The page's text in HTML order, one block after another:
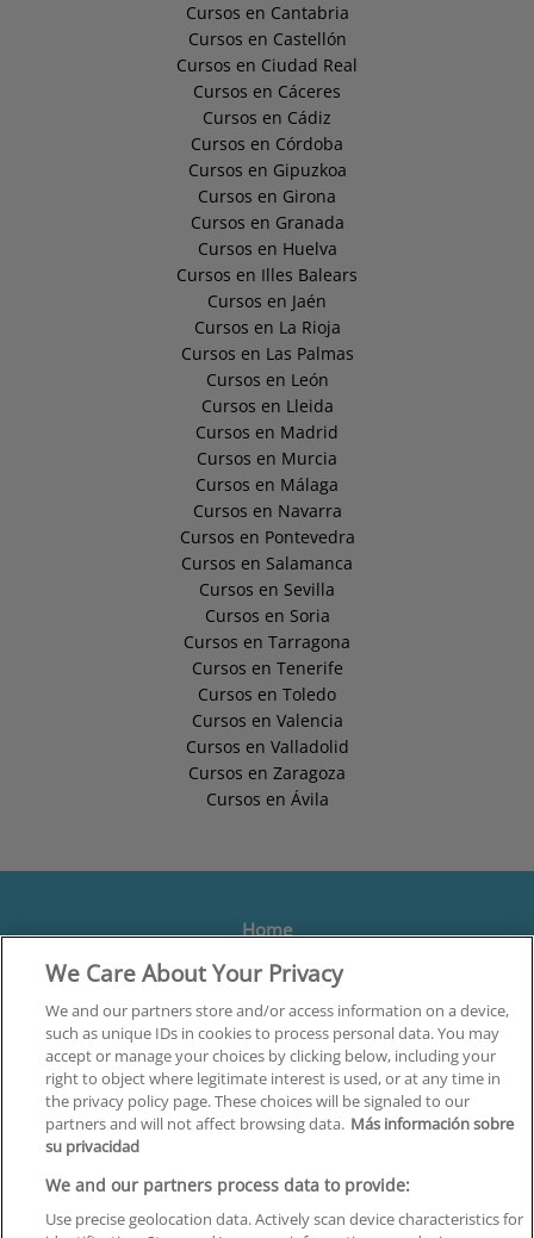
Cursos en Cantabria
Cursos en Castellón
Cursos en Ciudad Real
Cursos en Cáceres
Cursos en Cádiz
Cursos en Córdoba
Cursos en Gipuzkoa
Cursos en Girona
Cursos en Granada
Cursos en Huelva
Cursos en Illes Balears
Cursos en Jaén
Cursos en La Rioja
Cursos en Las Palmas
Cursos en León
Cursos en Lleida
Cursos en Madrid
Cursos en Murcia
Cursos en Málaga
Cursos en Navarra
Cursos en Pontevedra
Cursos en Salamanca
Cursos en Sevilla
Cursos en Soria
Cursos en Tarragona
Cursos en Tenerife
Cursos en Toledo
Cursos en Valencia
Cursos en Valladolid
Cursos en Zaragoza
Cursos en Ávila
Home
Formación
Centros
Orientación
Quiénes somos
Contacta
Aviso Legal
Política de Privacidad
We Care About Your Privacy
We and our partners store and/or access information on a device,
such as unique IDs in cookies to process personal data. You may
accept or manage your choices by clicking below, including your
right to object where legitimate interest is used, or at any time in
the privacy policy page. These choices will be signaled to our
partners and will not affect browsing data. Más información sobre
su privacidad
We and our partners process data to provide:
Use precise geolocation data. Actively scan device characteristics for